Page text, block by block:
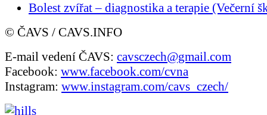
Bolest zvířat – diagnostika a terapie (Večerní
© ČAVS / CAVS.INFO
E-mail vedení ČAVS: cavsczech@gmail.com
Facebook: www.facebook.com/cvna
Instagram: www.instagram.com/cavs_czech/